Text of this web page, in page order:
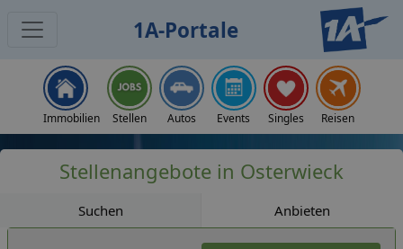
1A-Portale
Immobilien Stellen Autos Events Singles Reisen
Stellenangebote in Osterwieck
Suchen Anbieten